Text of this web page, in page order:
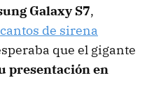
Galaxy S7,
cantos de sirena
que el gigante
presentación en